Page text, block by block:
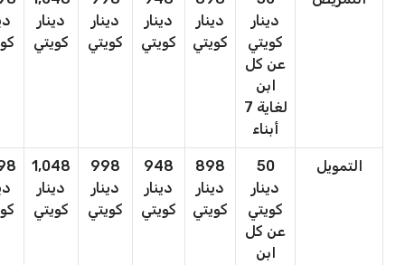
دينار
كويتي
عن كل
ابن
لغاية 7
أبناء
دينار
كويتي
دينار
كويتي
دينار
كويتي
دينار
كويتي
التمويل
50
دينار
كويتي
عن كل
ابن
898
دينار
كويتي
948
دينار
كويتي
998
دينار
كويتي
1,048
دينار
كويتي